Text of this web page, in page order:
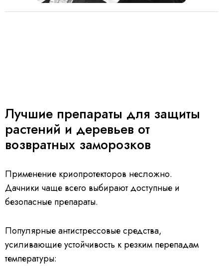
Лучшие препараты для защиты
растений и деревьев от
возвратных заморозков
Применение криопротекторов несложно.
Дачники чаще всего выбирают доступные и
безопасные препараты.
Популярные антистрессовые средства,
усиливающие устойчивость к резким перепадам
температуры: